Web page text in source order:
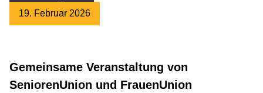
19. Februar 2026
Gemeinsame Veranstaltung von
SeniorenUnion und FrauenUnion